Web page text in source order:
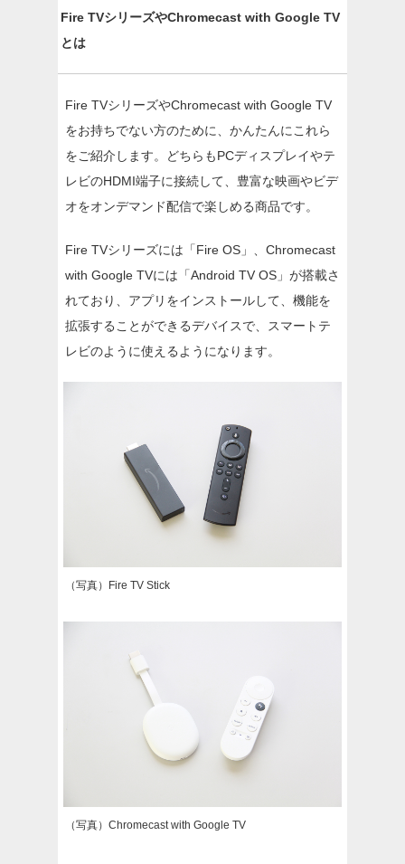
Fire TVシリーズやChromecast with Google TV
とは
Fire TVシリーズやChromecast with Google TV
をお持ちでない方のために、かんたんにこれら
をご紹介します。どちらもPCディスプレイやテ
レビのHDMI端子に接続して、豊富な映画やビデ
オをオンデマンド配信で楽しめる商品です。
Fire TVシリーズには「Fire OS」、Chromecast
with Google TVには「Android TV OS」が搭載さ
れており、アプリをインストールして、機能を
拡張することができるデバイスで、スマートテ
レビのように使えるようになります。
（写真）Fire TV Stick
（写真）Chromecast with Google TV